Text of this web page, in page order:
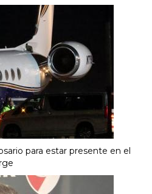
para estar presente en el